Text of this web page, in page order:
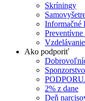
Skríningy
Informačné
Ako podporiť
Sponzorstvo
2% z dane
Deň